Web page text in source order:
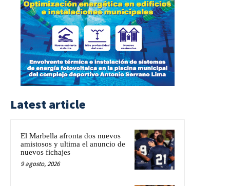
Latest article
El Marbella afronta dos nuevos
amistosos y ultima el anuncio de
nuevos fichajes
9 agosto, 2026